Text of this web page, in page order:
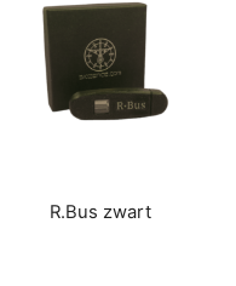
R.Bus zwart